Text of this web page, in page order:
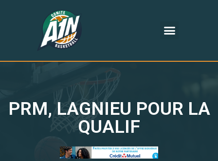
PRM, LAGNIEU POUR LA
QUALIF